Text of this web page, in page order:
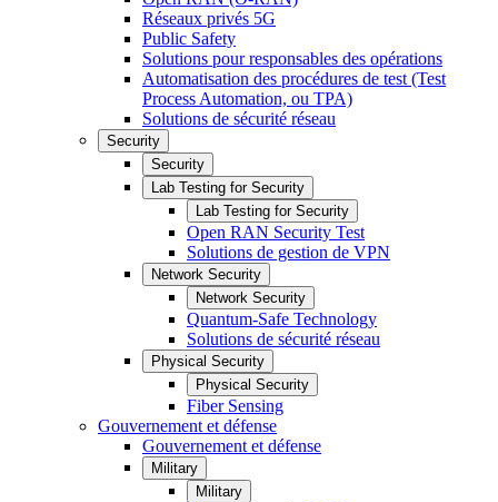
Réseaux privés 5G
Public Safety
Solutions pour responsables des opérations
Automatisation des procédures de test (Test
Process Automation, ou TPA)
Solutions de sécurité réseau
Security
Security
Lab Testing for Security
Lab Testing for Security
Open RAN Security Test
Solutions de gestion de VPN
Network Security
Network Security
Quantum-Safe Technology
Solutions de sécurité réseau
Physical Security
Physical Security
Fiber Sensing
Gouvernement et défense
Gouvernement et défense
Military
Military